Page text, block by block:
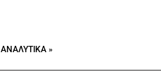
ΑΝΑΛΥΤΙΚΆ »